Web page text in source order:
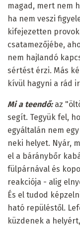
magad, mert nem
ha nem veszi
kifejezetten
csatamezőjébe,
nem hajlandó
sértést érzi. Más
kívül hagyni a rád
Mi a teendő:az
segít. Tegyük fel,
egyáltalán nem
neki helyet. Nyár,
el a báránybőr
fülpárnával és
reakciója - alig
És el tudod
ható repüléstől.
küzdenek a